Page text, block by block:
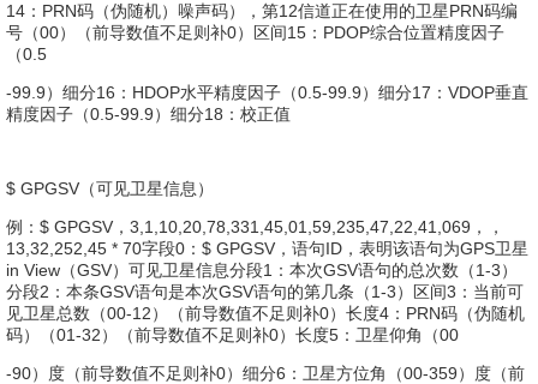
14：PRN码（伪随机）噪声码），第12信道正在使用的卫星PRN码编
号（00）（前导数值不足则补0）区间15：PDOP综合位置精度因子
（0.5
-99.9）细分16：HDOP水平精度因子（0.5-99.9）细分17：VDOP垂直
精度因子（0.5-99.9）细分18：校正值
$ GPGSV（可见卫星信息）
例：$ GPGSV，3,1,10,20,78,331,45,01,59,235,47,22,41,069，，
13,32,252,45 * 70字段0：$ GPGSV，语句ID，表明该语句为GPS卫星
in View（GSV）可见卫星信息分段1：本次GSV语句的总次数（1-3）
分段2：本条GSV语句是本次GSV语句的第几条（1-3）区间3：当前可
见卫星总数（00-12）（前导数值不足则补0）长度4：PRN码（伪随机
码）（01-32）（前导数值不足则补0）长度5：卫星仰角（00
-90）度（前导数值不足则补0）细分6：卫星方位角（00-359）度（前